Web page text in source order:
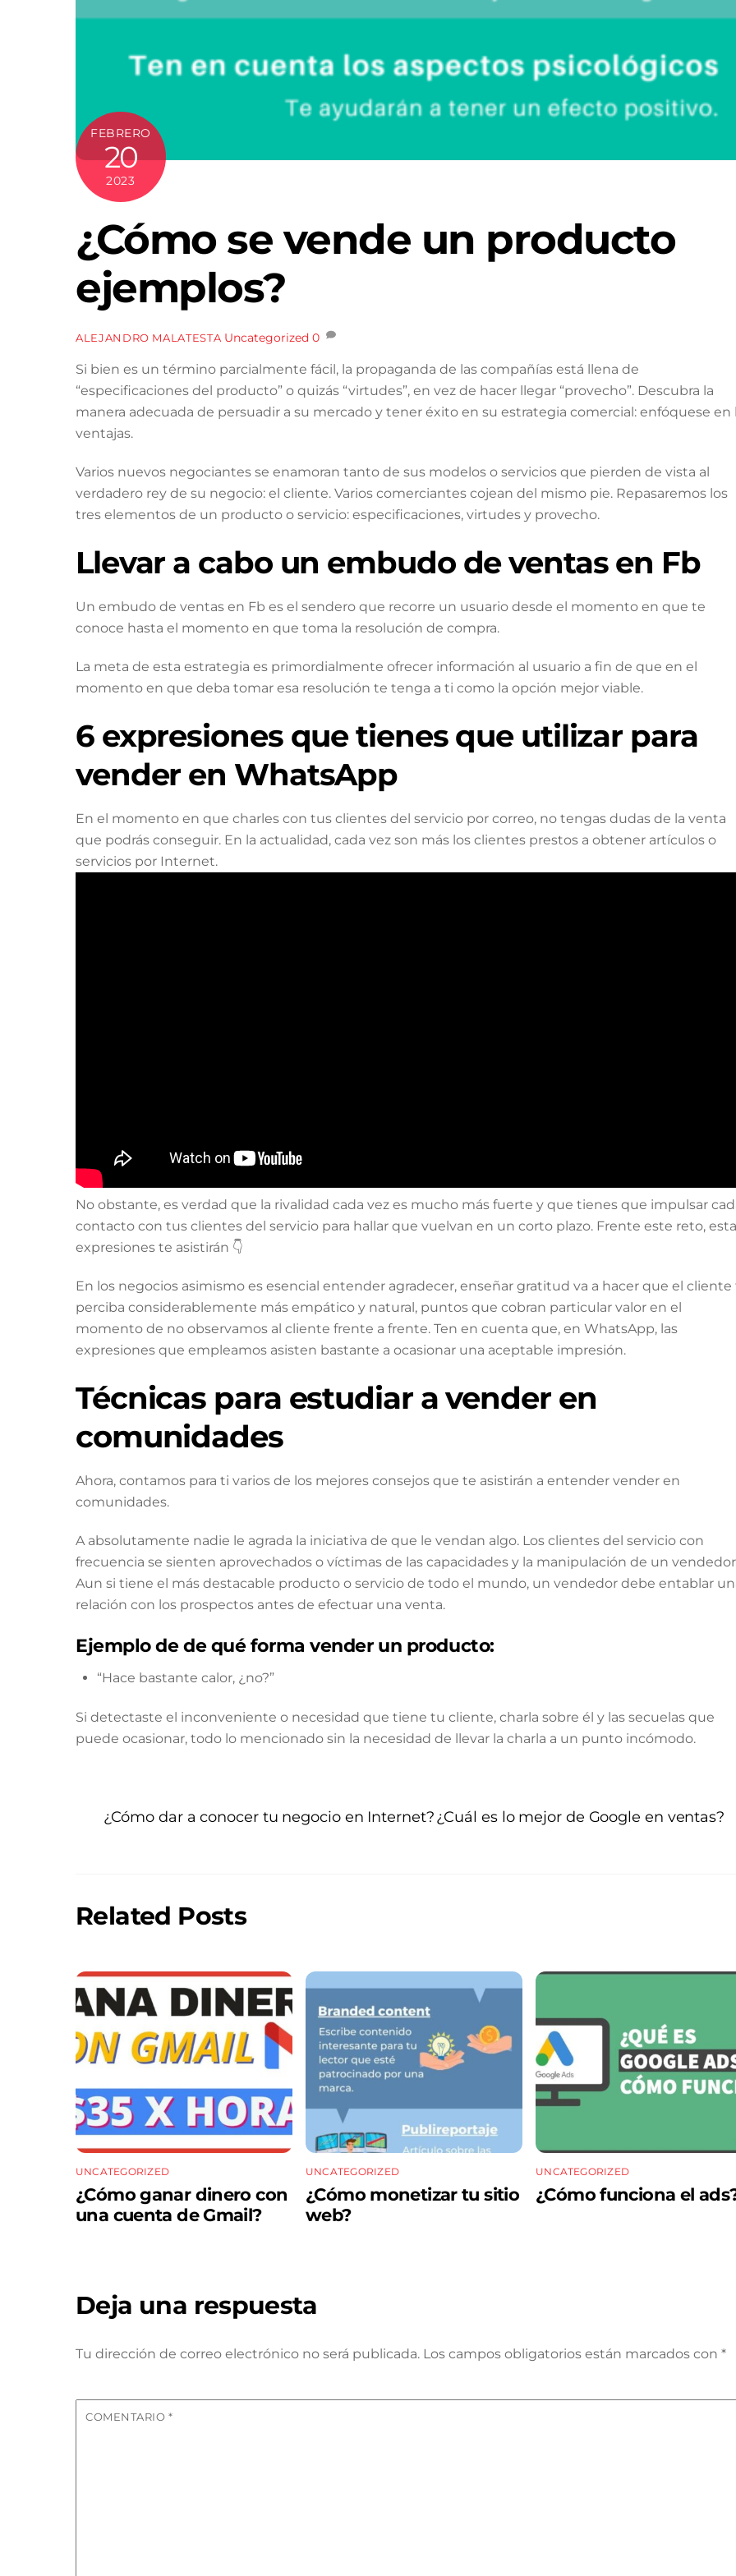
FEBRERO
20
2023
¿Cómo se vende un producto
ejemplos?
ALEJANDRO MALATESTA Uncategorized 0
Si bien es un término parcialmente fácil, la propaganda de las compañías está llena de
“especificaciones del producto” o quizás “virtudes”, en vez de hacer llegar “provecho”. Descubra la
manera adecuada de persuadir a su mercado y tener éxito en su estrategia comercial: enfóquese en
ventajas.
Varios nuevos negociantes se enamoran tanto de sus modelos o servicios que pierden de vista al
verdadero rey de su negocio: el cliente. Varios comerciantes cojean del mismo pie. Repasaremos los
tres elementos de un producto o servicio: especificaciones, virtudes y provecho.
Llevar a cabo un embudo de ventas en Fb
Un embudo de ventas en Fb es el sendero que recorre un usuario desde el momento en que te
conoce hasta el momento en que toma la resolución de compra.
La meta de esta estrategia es primordialmente ofrecer información al usuario a fin de que en el
momento en que deba tomar esa resolución te tenga a ti como la opción mejor viable.
6 expresiones que tienes que utilizar para
vender en WhatsApp
En el momento en que charles con tus clientes del servicio por correo, no tengas dudas de la venta
que podrás conseguir. En la actualidad, cada vez son más los clientes prestos a obtener artículos o
servicios por Internet.
No obstante, es verdad que la rivalidad cada vez es mucho más fuerte y que tienes que impulsar
contacto con tus clientes del servicio para hallar que vuelvan en un corto plazo. Frente este reto,
expresiones te asistirán 👇
En los negocios asimismo es esencial entender agradecer, enseñar gratitud va a hacer que el cliente
perciba considerablemente más empático y natural, puntos que cobran particular valor en el
momento de no observamos al cliente frente a frente. Ten en cuenta que, en WhatsApp, las
expresiones que empleamos asisten bastante a ocasionar una aceptable impresión.
Técnicas para estudiar a vender en
comunidades
Ahora, contamos para ti varios de los mejores consejos que te asistirán a entender vender en
comunidades.
A absolutamente nadie le agrada la iniciativa de que le vendan algo. Los clientes del servicio con
frecuencia se sienten aprovechados o víctimas de las capacidades y la manipulación de un
Aun si tiene el más destacable producto o servicio de todo el mundo, un vendedor debe entablar
relación con los prospectos antes de efectuar una venta.
Ejemplo de de qué forma vender un producto:
“Hace bastante calor, ¿no?”
Si detectaste el inconveniente o necesidad que tiene tu cliente, charla sobre él y las secuelas que
puede ocasionar, todo lo mencionado sin la necesidad de llevar la charla a un punto incómodo.
¿Cómo dar a conocer tu negocio en Internet?¿Cuál es lo mejor de Google en ventas?
Related Posts
UNCATEGORIZED
¿Cómo ganar dinero con
una cuenta de Gmail?
UNCATEGORIZED
¿Cómo monetizar tu sitio
web?
UNCATEGORIZED
¿Cómo funciona el
Deja una respuesta
Tu dirección de correo electrónico no será publicada. Los campos obligatorios están marcados con *
COMENTARIO *